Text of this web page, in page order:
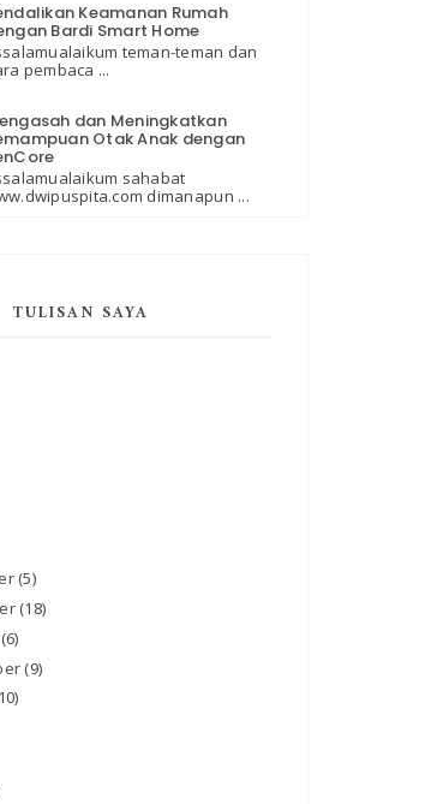
Keamanan Rumah
Bardi Smart Home
teman-teman dan
pembaca ...
dan Meningkatkan
Otak Anak dengan
sahabat
dimanapun ...
TULISAN SAYA
(5)
(18)
(6)
(9)